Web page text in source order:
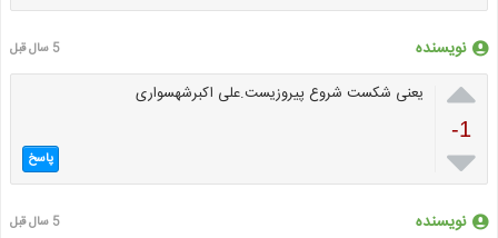
نویسنده 5 سال قبل

-1

یعنی شکست شروع پیروزیست.علی اکبرشهسواری
پاسخ
نویسنده 5 سال قبل